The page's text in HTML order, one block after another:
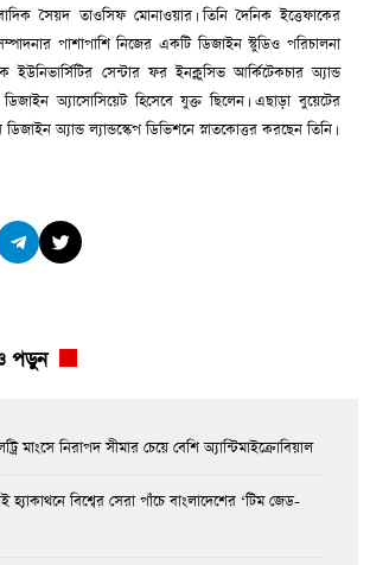
সৈয়দ তাওসিফ মোনাওয়ার। তিনি দৈনিক ইত্তেফাকের
পাশাপাশি নিজের একটি ডিজাইন স্টুডিও পরিচালনা
সেন্টার ফর ইনক্লুসিভ আর্কিটেকচার অ্যান্ড
অ্যাসোসিয়েট হিসেবে যুক্ত ছিলেন। এছাড়া বুয়েটের
অ্যান্ড ল্যান্ডস্কেপ ডিভিশনে স্নাতকোত্তর করছেন তিনি।
পড়ুন
মাংসে নিরাপদ সীমার চেয়ে বেশি অ্যান্টিমাইক্রোবিয়াল
বিশ্বের সেরা পাঁচে বাংলাদেশের ‘টিম জেড-